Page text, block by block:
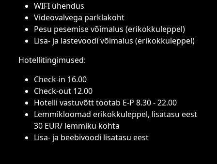
WIFI ühendus
Videovalvega parklakoht
Pesu pesemise võimalus (erikokkuleppel)
Lisa- ja lastevoodi võimalus (erikokkuleppel)
Hotellitingimused:
Check-in 16.00
Check-out 12.00
Hotelli vastuvõtt töötab E-P 8.30 - 22.00
Lemmikloomad erikokkuleppel, lisatasu eest
30 EUR/ lemmiku kohta
Lisa- ja beebivoodi lisatasu eest